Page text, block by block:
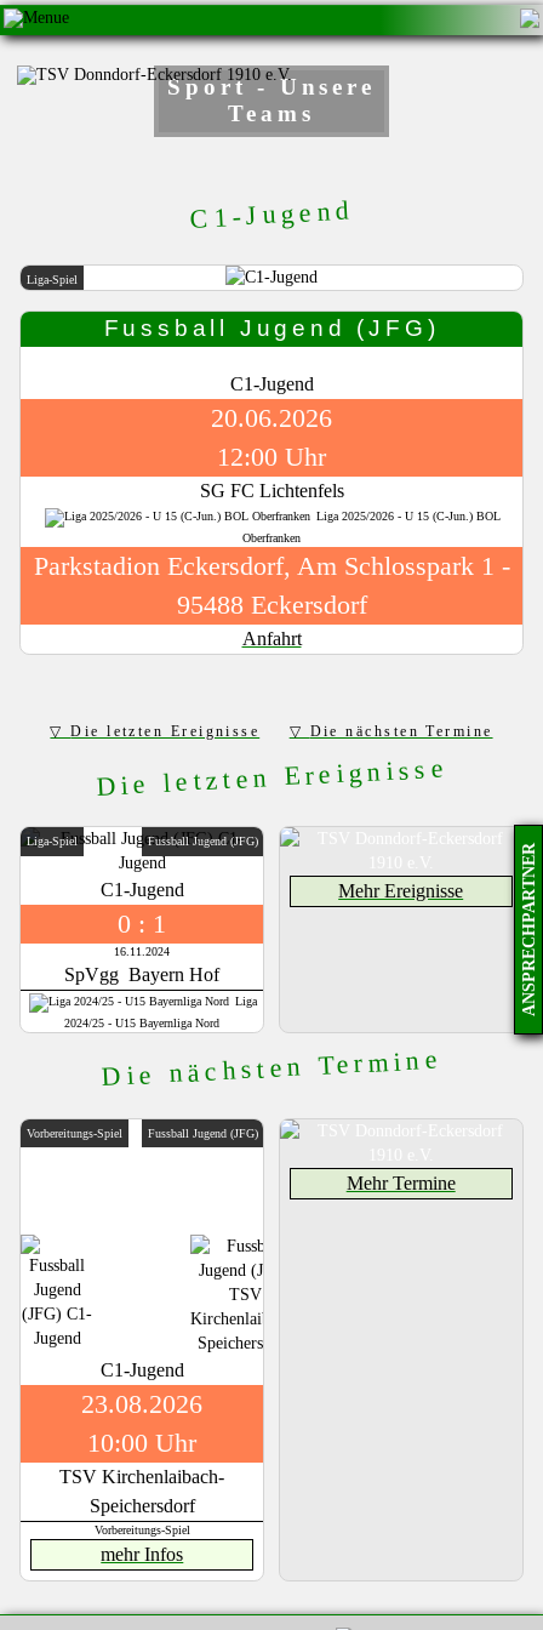
Sport - Unsere
Teams
C1-Jugend
Liga-Spiel
Fussball Jugend (JFG)
C1-Jugend
20.06.2026
12:00 Uhr
SG FC Lichtenfels
Liga 2025/2026 - U 15 (C-Jun.) BOL
Oberfranken
Parkstadion Eckersdorf, Am Schlosspark 1 -
95488 Eckersdorf
Anfahrt
Die letzten Ereignisse Die nächsten Termine
Die letzten Ereignisse
Liga-Spiel Fussball Jugend (JFG)
C1-Jugend
0 : 1
16.11.2024
SpVgg Bayern Hof
Liga
2024/25 - U15 Bayernliga Nord
Mehr Ereignisse
Die nächsten Termine
Vorbereitungs-Spiel Fussball Jugend (JFG)
C1-Jugend
23.08.2026
10:00 Uhr
TSV Kirchenlaibach-
Speichersdorf
Vorbereitungs-Spiel
mehr Infos
Mehr Termine
ANSPRECHPARTNER